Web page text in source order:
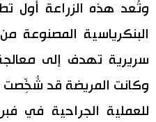
مجتمع
لايف ستايل
وتُعد هذه الزراعة أول
سريرية تهدف إلى
للعملية الجراحية في